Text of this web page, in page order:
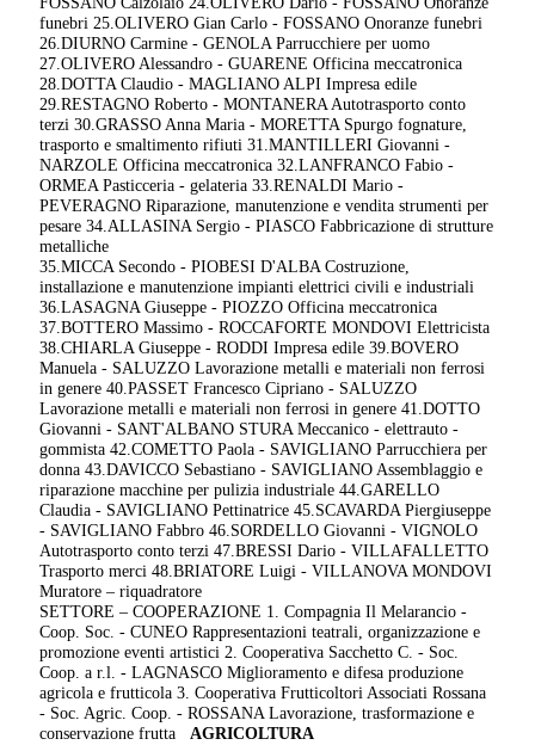
funebri 25.OLIVERO Gian Carlo - FOSSANO Onoranze funebri
26.DIURNO Carmine - GENOLA Parrucchiere per uomo
27.OLIVERO Alessandro - GUARENE Officina meccatronica
28.DOTTA Claudio - MAGLIANO ALPI Impresa edile
29.RESTAGNO Roberto - MONTANERA Autotrasporto conto
terzi 30.GRASSO Anna Maria - MORETTA Spurgo fognature,
trasporto e smaltimento rifiuti 31.MANTILLERI Giovanni -
NARZOLE Officina meccatronica 32.LANFRANCO Fabio -
ORMEA Pasticceria - gelateria 33.RENALDI Mario -
PEVERAGNO Riparazione, manutenzione e vendita strumenti per
pesare 34.ALLASINA Sergio - PIASCO Fabbricazione di strutture
metalliche
35.MICCA Secondo - PIOBESI D'ALBA Costruzione,
installazione e manutenzione impianti elettrici civili e industriali
36.LASAGNA Giuseppe - PIOZZO Officina meccatronica
37.BOTTERO Massimo - ROCCAFORTE MONDOVI Elettricista
38.CHIARLA Giuseppe - RODDI Impresa edile 39.BOVERO
Manuela - SALUZZO Lavorazione metalli e materiali non ferrosi
in genere 40.PASSET Francesco Cipriano - SALUZZO
Lavorazione metalli e materiali non ferrosi in genere 41.DOTTO
Giovanni - SANT'ALBANO STURA Meccanico - elettrauto -
gommista 42.COMETTO Paola - SAVIGLIANO Parrucchiera per
donna 43.DAVICCO Sebastiano - SAVIGLIANO Assemblaggio e
riparazione macchine per pulizia industriale 44.GARELLO
Claudia - SAVIGLIANO Pettinatrice 45.SCAVARDA Piergiuseppe
- SAVIGLIANO Fabbro 46.SORDELLO Giovanni - VIGNOLO
Autotrasporto conto terzi 47.BRESSI Dario - VILLAFALLETTO
Trasporto merci 48.BRIATORE Luigi - VILLANOVA MONDOVI
Muratore – riquadratore
SETTORE – COOPERAZIONE 1. Compagnia Il Melarancio -
Coop. Soc. - CUNEO Rappresentazioni teatrali, organizzazione e
promozione eventi artistici 2. Cooperativa Sacchetto C. - Soc.
Coop. a r.l. - LAGNASCO Miglioramento e difesa produzione
agricola e frutticola 3. Cooperativa Frutticoltori Associati Rossana
- Soc. Agric. Coop. - ROSSANA Lavorazione, trasformazione e
conservazione fruttaAGRICOLTURA